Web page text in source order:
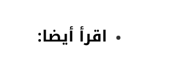
اقرأ أيضا: